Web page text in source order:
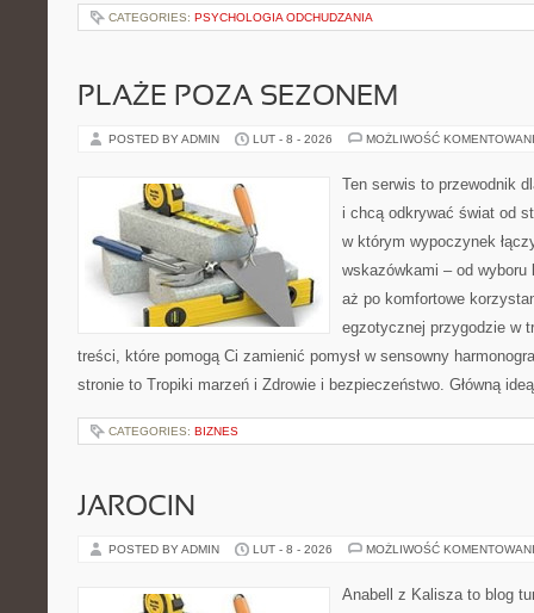
CATEGORIES: PSYCHOLOGIA ODCHUDZANIA
PLAŻE POZA SEZONEM
POSTED BY ADMIN LUT - 8 - 2026 MOŻLIWOŚĆ
Ten serwis to przewodnik
i chcą odkrywać świat od
w którym wypoczynek
wskazówkami – od wyboru
aż po komfortowe
egzotycznej przygodzie w
treści, które pomogą Ci zamienić pomysł w sensowny
stronie to Tropiki marzeń i Zdrowie i bezpieczeństwo. Główną
CATEGORIES: BIZNES
JAROCIN
POSTED BY ADMIN LUT - 8 - 2026 MOŻLIWOŚĆ
Anabell z Kalisza to blog